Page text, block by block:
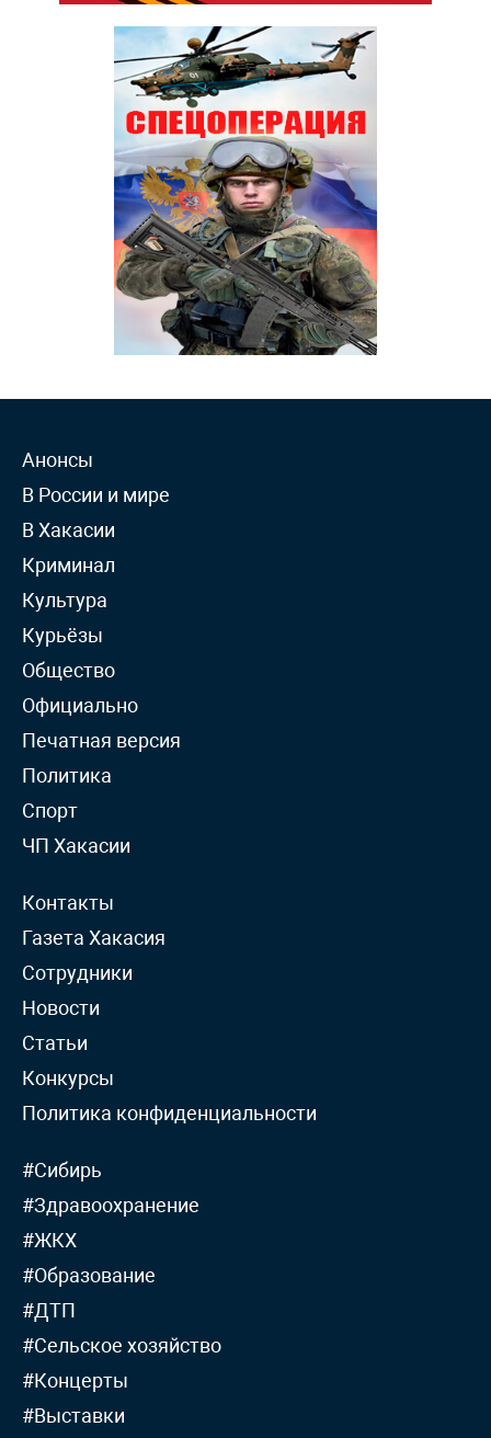
Анонсы
В России и мире
В Хакасии
Криминал
Культура
Курьёзы
Общество
Официально
Печатная версия
Политика
Спорт
ЧП Хакасии
Контакты
Газета Хакасия
Сотрудники
Новости
Статьи
Конкурсы
Политика конфиденциальности
#Сибирь
#Здравоохранение
#ЖКХ
#Образование
#ДТП
#Сельское хозяйство
#Концерты
#Выставки